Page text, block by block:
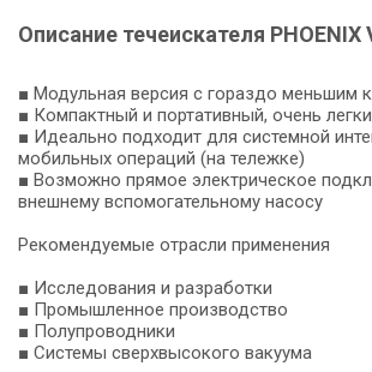
Описание течеискателя PHOENIX
■ Модульная версия с гораздо меньшим
■ Компактный и портативный, очень
■ Идеально подходит для системной
мобильных операций (на тележке)
■ Возможно прямое электрическое
внешнему вспомогательному насосу
Рекомендуемые отрасли применения
■ Исследования и разработки
■ Промышленное производство
■ Полупроводники
■ Системы сверхвысокого вакуума